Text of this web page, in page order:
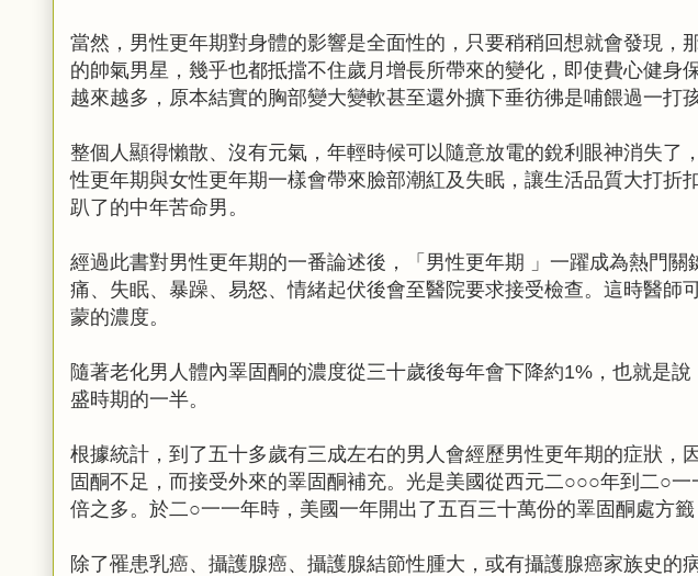
當然，男性更年期對身體的影響是全面性的，只要稍稍回想就會發現，
的帥氣男星，幾乎也都抵擋不住歲月增長所帶來的變化，即使費心健身
越來越多，原本結實的胸部變大變軟甚至還外擴下垂彷彿是哺餵過一打
整個人顯得懶散、沒有元氣，年輕時候可以隨意放電的銳利眼神消失了
性更年期與女性更年期一樣會帶來臉部潮紅及失眠，讓生活品質大打折
趴了的中年苦命男。
經過此書對男性更年期的一番論述後，「男性更年期 」一躍成為熱門
痛、失眠、暴躁、易怒、情緒起伏後會至醫院要求接受檢查。這時醫師
蒙的濃度。
隨著老化男人體內睪固酮的濃度從三十歲後每年會下降約1%，也就是
盛時期的一半。
根據統計，到了五十多歲有三成左右的男人會經歷男性更年期的症狀，
固酮不足，而接受外來的睪固酮補充。光是美國從西元二○○○年到二○
倍之多。於二○一一年時，美國一年開出了五百三十萬份的睪固酮處方籤
除了罹患乳癌、攝護腺癌、攝護腺結節性腫大，或有攝護腺癌家族史的